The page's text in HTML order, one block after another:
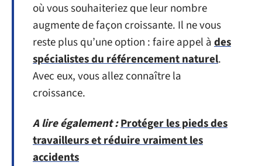
où vous souhaiteriez que leur nombre
augmente de façon croissante. Il ne vous
reste plus qu’une option : faire appel àdes
spécialistes du référencement naturel.
Avec eux, vous allez connaître la
croissance.
A lire également :Protéger les pieds des
travailleurs et réduire vraiment les
accidents